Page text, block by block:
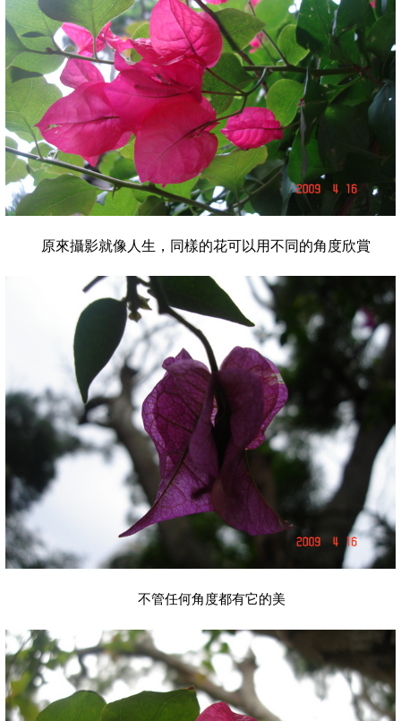
原來攝影就像人生，同樣的花可以用不同的角度欣賞
不管任何角度都有它的美